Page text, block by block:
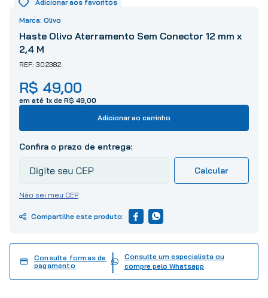
Olivo
Haste Olivo Aterramento Sem Conector 12 mm x
2,4 M
302382
R$ 49,00
em até 1x de R$ 49,00
Adicionar ao carrinho
Não sei meu CEP
Consulte formas de
pagamento
Consulte um especialista ou
compre pelo Whatsapp
5º
vaso sanitário
6º
torneira
7º
chuveiro
8º
cimento
9º
telha
10º tinta